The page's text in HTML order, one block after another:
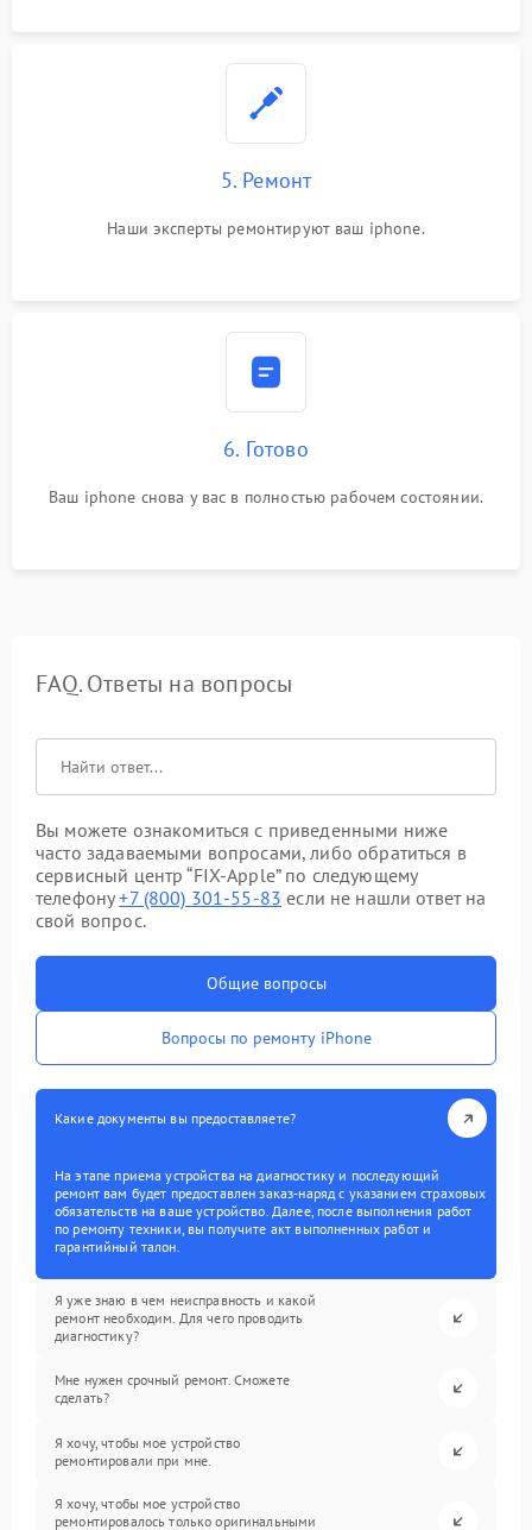
5. Ремонт
Наши эксперты ремонтируют ваш iphone.
6. Готово
Ваш iphone снова у вас в полностью рабочем состоянии.
FAQ. Ответы на вопросы
Вы можете ознакомиться с приведенными ниже
часто задаваемыми вопросами, либо обратиться в
сервисный центр “FIX-Apple” по следующему
телефону+7 (800) 301-55-83 если не нашли ответ на
свой вопрос.
Общие вопросы
Вопросы по ремонту iPhone
Какие документы вы предоставляете?
На этапе приема устройства на диагностику и последующий
ремонт вам будет предоставлен заказ-наряд с указанием страховых
обязательств на ваше устройство. Далее, после выполнения работ
по ремонту техники, вы получите акт выполненных работ и
гарантийный талон.
Я уже знаю в чем неисправность и какой
ремонт необходим. Для чего проводить
диагностику?
Мне нужен срочный ремонт. Сможете
сделать?
Я хочу, чтобы мое устройство
ремонтировали при мне.
Я хочу, чтобы мое устройство
ремонтировалось только оригинальными